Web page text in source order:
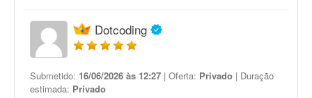
Dotcoding
Submetido: 16/06/2026 às 12:27 | Oferta: Privado | Duração
estimada: Privado